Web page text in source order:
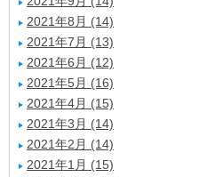
2021年8月 (14)
2021年7月 (13)
2021年6月 (12)
2021年5月 (16)
2021年4月 (15)
2021年3月 (14)
2021年2月 (14)
2021年1月 (15)